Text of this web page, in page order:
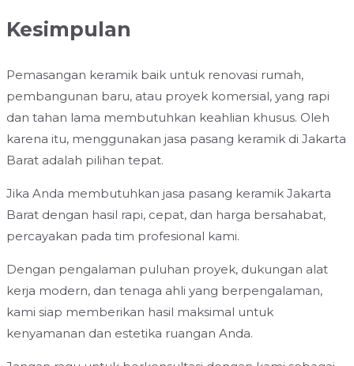
Kesimpulan
Pemasangan keramik baik untuk renovasi rumah,
pembangunan baru, atau proyek komersial, yang rapi
dan tahan lama membutuhkan keahlian khusus. Oleh
karena itu, menggunakan jasa pasang keramik di Jakarta
Barat adalah pilihan tepat.
Jika Anda membutuhkan jasa pasang keramik Jakarta
Barat dengan hasil rapi, cepat, dan harga bersahabat,
percayakan pada tim profesional kami.
Dengan pengalaman puluhan proyek, dukungan alat
kerja modern, dan tenaga ahli yang berpengalaman,
kami siap memberikan hasil maksimal untuk
kenyamanan dan estetika ruangan Anda.